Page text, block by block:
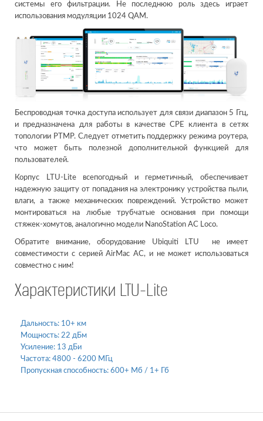
системы его фильтрации. Не последнюю роль здесь играет
использования модуляции 1024 QAM.
Беспроводная точка доступа использует для связи диапазон 5 Ггц,
и предназначена для работы в качестве CPE клиента в сетях
топологии PTMP. Следует отметить поддержку режима роутера,
что может быть полезной дополнительной функцией для
пользователей.
Корпус LTU-Lite всепогодный и герметичный, обеспечивает
надежную защиту от попадания на электронику устройства пыли,
влаги, а также механических повреждений. Устройство может
монтироваться на любые трубчатые основания при помощи
стяжек-хомутов, аналогично модели NanoStation AC Loco.
Обратите внимание, оборудование Ubiquiti LTU не имеет
совместимости с серией AirMac AC, и не может использоваться
совместно с ним!
Характеристики LTU-Lite
Дальность: 10+ км
Мощность: 22 дБм
Усиление: 13 дБи
Частота: 4800 - 6200 МГц
Пропускная способность: 600+ Мб / 1+ Гб